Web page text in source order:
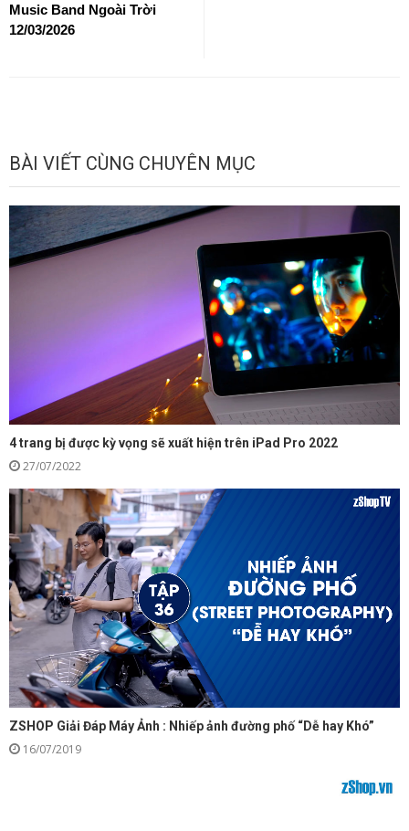
Music Band Ngoài Trời
12/03/2026
BÀI VIẾT CÙNG CHUYÊN MỤC
4 trang bị được kỳ vọng sẽ xuất hiện trên iPad Pro 2022
27/07/2022
ZSHOP Giải Đáp Máy Ảnh : Nhiếp ảnh đường phố “Dễ hay Khó”
16/07/2019